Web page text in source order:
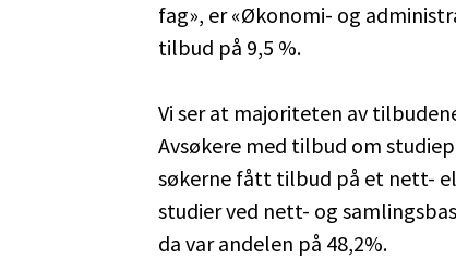
fag», er «Økonomi- og
tilbud på 9,5 %.
Vi ser at majoriteten av
Avsøkere med tilbud om
søkerne fått tilbud på et nett-
studier ved nett- og
da var andelen på 48,2%.